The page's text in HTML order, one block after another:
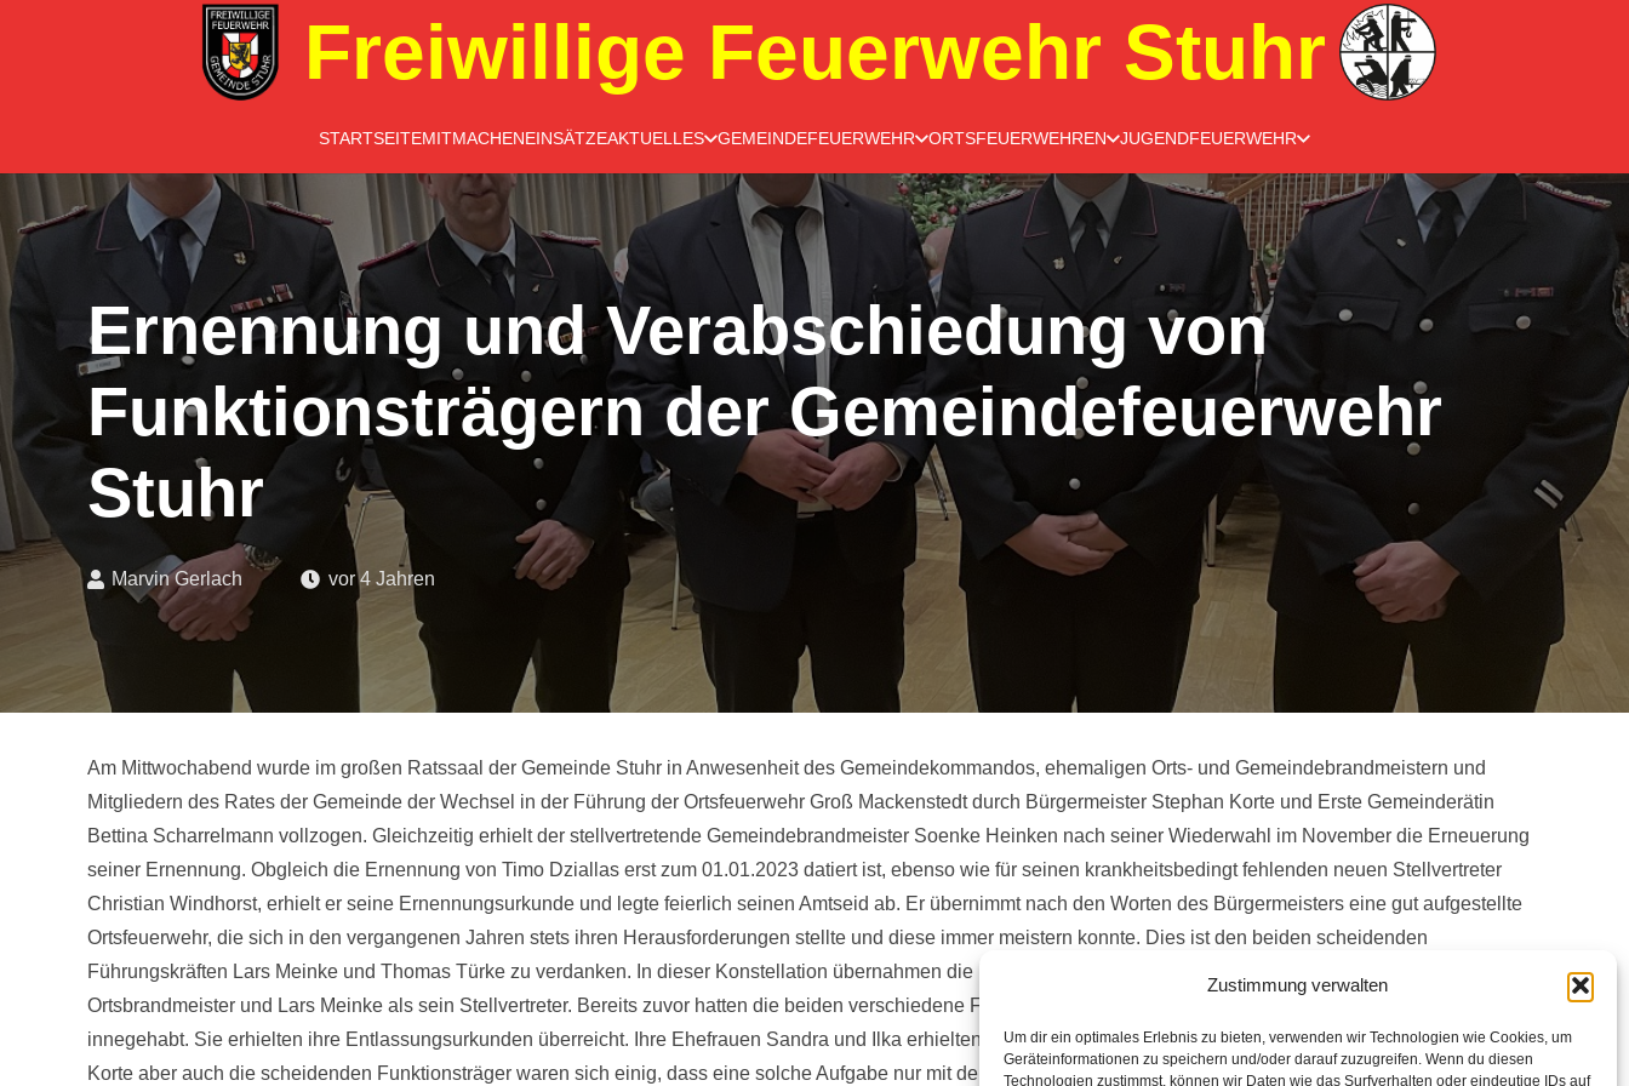
Zustimmung verwalten
Um dir ein optimales Erlebnis zu bieten, verwenden wir Technologien wie Cookies, um
Geräteinformationen zu speichern und/oder darauf zuzugreifen. Wenn du diesen
Technologien zustimmst, können wir Daten wie das Surfverhalten oder eindeutige IDs auf
Freiwillige Feuerwehr Stuhr
STARTSEITEMITMACHENEINSÄTZEAKTUELLES GEMEINDEFEUERWEHR ORTSFEUERWEHREN JUGENDFEUERWEHR
Ernennung und Verabschiedung von
Funktionsträgern der Gemeindefeuerwehr
Stuhr
Marvin Gerlach vor 4 Jahren
Am Mittwochabend wurde im großen Ratssaal der Gemeinde Stuhr in Anwesenheit des Gemeindekommandos, ehemaligen Orts- und Gemeindebrandmeistern und
Mitgliedern des Rates der Gemeinde der Wechsel in der Führung der Ortsfeuerwehr Groß Mackenstedt durch Bürgermeister Stephan Korte und Erste Gemeinderätin
Bettina Scharrelmann vollzogen. Gleichzeitig erhielt der stellvertretende Gemeindebrandmeister Soenke Heinken nach seiner Wiederwahl im November die Erneuerung
seiner Ernennung. Obgleich die Ernennung von Timo Dziallas erst zum 01.01.2023 datiert ist, ebenso wie für seinen krankheitsbedingt fehlenden neuen Stellvertreter
Christian Windhorst, erhielt er seine Ernennungsurkunde und legte feierlich seinen Amtseid ab. Er übernimmt nach den Worten des Bürgermeisters eine gut aufgestellte
Ortsfeuerwehr, die sich in den vergangenen Jahren stets ihren Herausforderungen stellte und diese immer meistern konnte. Dies ist den beiden scheidenden
Führungskräften Lars Meinke und Thomas Türke zu verdanken. In dieser Konstellation übernahmen die beiden 2011 die Führung der Ortsfeuerwehr. Thomas Türke als
Ortsbrandmeister und Lars Meinke als sein Stellvertreter. Bereits zuvor hatten die beiden verschiedene Führungsfunktionen in Ortsfeuerwehr und Jugendfeuerwehr
innegehabt. Sie erhielten ihre Entlassungsurkunden überreicht. Ihre Ehefrauen Sandra und Ilka erhielten einen Blumenstrauß als Zeichen der Dankbarkeit. Bürgermeister
Korte aber auch die scheidenden Funktionsträger waren sich einig, dass eine solche Aufgabe nur mit der entsprechenden Rückendeckung der Partner gut funktionieren